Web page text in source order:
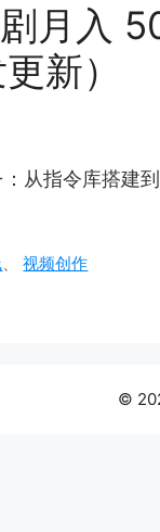
月入
新）
从指令库搭建
、视频创作
©